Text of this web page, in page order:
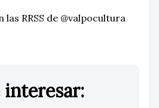
RRSS de @valpocultura
interesar: